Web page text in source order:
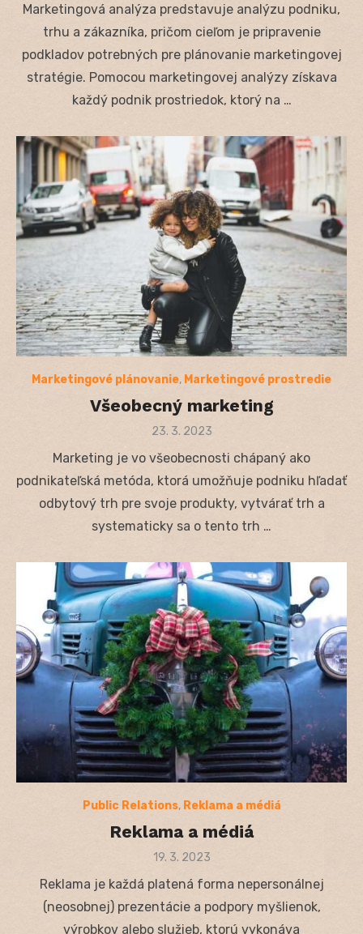
Marketingová analýza predstavuje analýzu podniku,
trhu a zákazníka, pričom cieľom je pripravenie
podkladov potrebných pre plánovanie marketingovej
stratégie. Pomocou marketingovej analýzy získava
každý podnik prostriedok, ktorý na …
Marketingové plánovanie, Marketingové prostredie
Všeobecný marketing
Posted
23. 3. 2023
Marketing je vo všeobecnosti chápaný ako
podnikateľská metóda, ktorá umožňuje podniku hľadať
odbytový trh pre svoje produkty, vytvárať trh a
systematicky sa o tento trh …
Public Relations, Reklama a médiá
Reklama a médiá
Posted
19. 3. 2023
Reklama je každá platená forma nepersonálnej
(neosobnej) prezentácie a podpory myšlienok,
výrobkov alebo služieb, ktorú vykonáva